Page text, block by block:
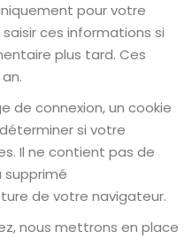
pour votre
ces informations si
plus tard. Ces
de connexion, un cookie
si votre
Il ne contient pas de
supprimé
de votre navigateur.
nous mettrons en place